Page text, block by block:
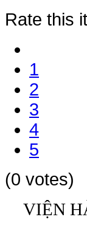
Rate this
1
2
3
4
5
(0 votes)
VIỆN